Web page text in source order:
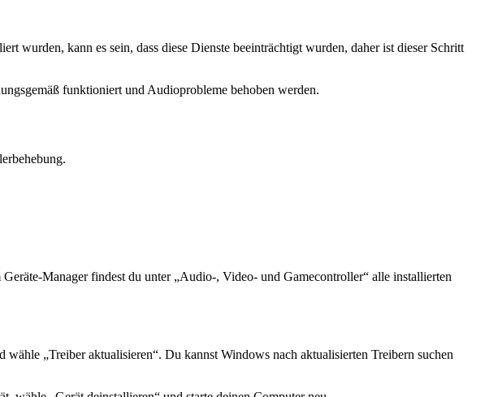
wurden, kann es sein, dass diese Dienste beeinträchtigt wurden, daher ist dieser Schritt
funktioniert und Audioprobleme behoben werden.
Manager findest du unter „Audio-, Video- und Gamecontroller“ alle installierten
„Treiber aktualisieren“. Du kannst Windows nach aktualisierten Treibern suchen